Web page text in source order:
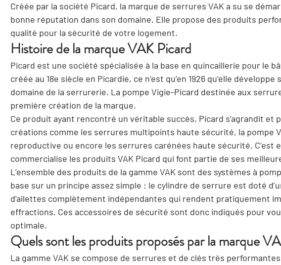
Créée par la société Picard, la marque de serrures VAK a su se
bonne réputation dans son domaine. Elle propose des produits
qualité pour la sécurité de votre logement.
Histoire de la marque VAK Picard
Picard est une société spécialisée à la base en quincaillerie pour le
créée au 18e siècle en Picardie, ce n’est qu’en 1926 qu’elle
domaine de la serrurerie. La pompe Vigie-Picard destinée aux
première création de la marque.
Ce produit ayant rencontré un véritable succès, Picard s’agrandit et
créations comme les serrures multipoints haute sécurité, la pompe
reproductive ou encore les serrures carénées haute sécurité. C’est
commercialise les produits VAK Picard qui font partie de ses
L’ensemble des produits de la gamme VAK sont des systèmes à
base sur un principe assez simple : le cylindre de serrure est doté
d’ailettes complètement indépendantes qui rendent pratiquement
effractions. Ces accessoires de sécurité sont donc indiqués pour
optimale.
Quels sont les produits proposés par la marque
La gamme VAK se compose de serrures et de clés très